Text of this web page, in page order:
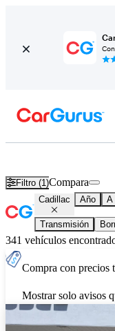
Filtro (1)Compara
Cadillac Año A
Transmisión
341 vehículos
Compra con precios
Mostrar solo avisos